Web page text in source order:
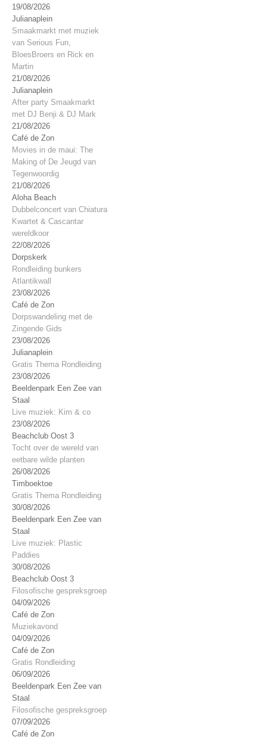
19/08/2026
Julianaplein
Smaakmarkt met muziek
van Serious Fun,
BloesBroers en Rick en
Martin
21/08/2026
Julianaplein
After party Smaakmarkt
met DJ Benji & DJ Mark
21/08/2026
Café de Zon
Movies in de maui: The
Making of De Jeugd van
Tegenwoordig
21/08/2026
Aloha Beach
Dubbelconcert van Chiatura
Kwartet & Cascantar
wereldkoor
22/08/2026
Dorpskerk
Rondleiding bunkers
Atlantikwall
23/08/2026
Café de Zon
Dorpswandeling met de
Zingende Gids
23/08/2026
Julianaplein
Gratis Thema Rondleiding
23/08/2026
Beeldenpark Een Zee van
Staal
Live muziek: Kim & co
23/08/2026
Beachclub Oost 3
Tocht over de wereld van
eetbare wilde planten
26/08/2026
Timboektoe
Gratis Thema Rondleiding
30/08/2026
Beeldenpark Een Zee van
Staal
Live muziek: Plastic
Paddies
30/08/2026
Beachclub Oost 3
Filosofische gespreksgroep
04/09/2026
Café de Zon
Muziekavond
04/09/2026
Café de Zon
Gratis Rondleiding
06/09/2026
Beeldenpark Een Zee van
Staal
Filosofische gespreksgroep
07/09/2026
Café de Zon